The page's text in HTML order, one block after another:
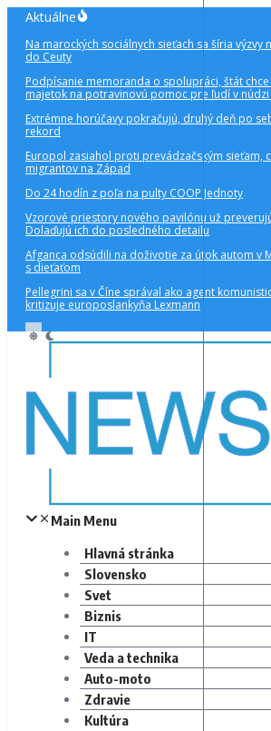
Preskočiť
obsah
Aktuálne
Na marockých sociálnych sieťach sa šíria výzvy
do Ceuty
Podpísanie memoranda o spolupráci, štát
majetok na potravinovú pomoc pre ľudí v núdzi
Extrémne horúčavy pokračujú, druhý deň po
rekord
Europol zasiahol proti prevádzačským sieťam,
migrantov na Západ
Do 24 hodín z poľa na pulty COOP Jednoty
Vzorové priestory nového pavilónu už
Dolaďujú ich do posledného detailu
Afganca odsúdili na doživotie za útok autom v
s dieťaťom
Pellegrini sa v Číne správal ako agent
kritizuje europoslankyňa Lexmann
Main Menu
Hlavná stránka
Slovensko
Svet
Biznis
IT
Veda a technika
Auto-moto
Zdravie
Kultúra